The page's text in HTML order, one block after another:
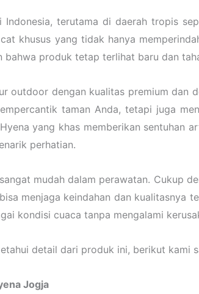
Indonesia, terutama di daerah tropis
khusus yang tidak hanya
bahwa produk tetap terlihat baru dan
outdoor dengan kualitas premium dan
taman Anda, tetapi juga
yang khas memberikan
perhatian.
mudah dalam perawatan. Cukup
menjaga keindahan dan
kondisi cuaca tanpa mengalami
detail dari produk ini, berikut
Jogja